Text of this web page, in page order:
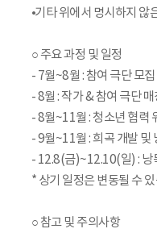
⦁기타 위에서 명시하지 않
○ 주요 과정 및 일정
- 7월~8월 : 참여 극단 모집
- 8월 : 작가 & 참여 극단 매
- 8월~11월 : 청소년 협력
- 9월~11월 : 희곡 개발 및
- 12.8(금)~12.10(일) : 낭
* 상기 일정은 변동될 수
○ 참고 및 주의사항